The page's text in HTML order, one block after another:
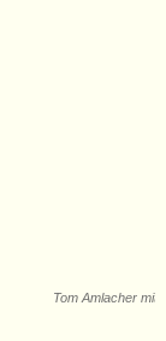
Tom Amlacher